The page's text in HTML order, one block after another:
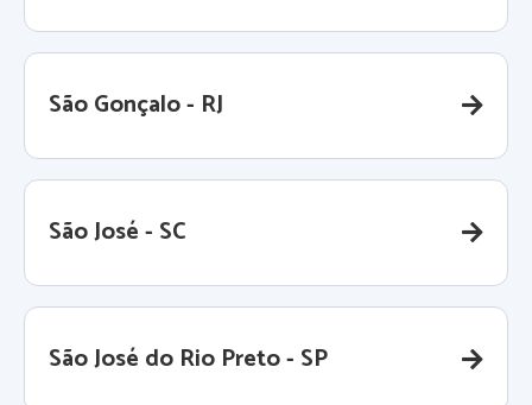
São Gonçalo - RJ
São José - SC
São José do Rio Preto - SP